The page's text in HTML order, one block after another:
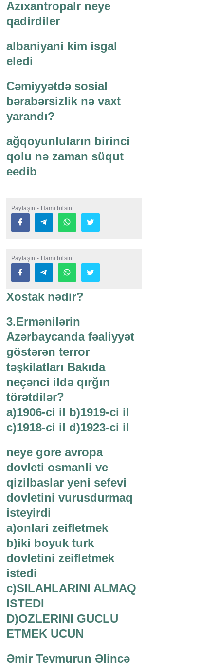
Azıxantropalr neye
qadirdiler
albaniyani kim isgal
eledi
Cəmiyyətdə sosial
bərabərsizlik nə vaxt
yarandı?
ağqoyunluların birinci
qolu nə zaman süqut
eedib
Paylaşın - Hamı bilsin
Paylaşın - Hamı bilsin
Xostak nədir?
3.Ermənilərin
Azərbaycanda fəaliyyət
göstərən terror
təşkilatları Bakıda
neçənci ildə qırğın
törətdilər?
a)1906-ci il b)1919-ci il
c)1918-ci il d)1923-ci il
neye gore avropa
dovleti osmanli ve
qizilbaslar yeni sefevi
dovletini vurusdurmaq
isteyirdi
a)onlari zeifletmek
b)iki boyuk turk
dovletini zeifletmek
istedi
c)SILAHLARINI ALMAQ
ISTEDI
D)OZLERINI GUCLU
ETMEK UCUN
Əmir Teymurun Əlincə